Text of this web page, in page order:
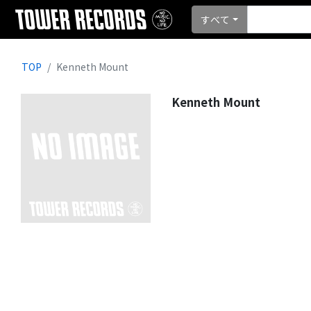
すべて
TOP Kenneth Mount
Kenneth Mount